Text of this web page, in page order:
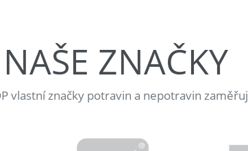
NAŠE ZNAČKY
vlastní značky potravin a nepotravin